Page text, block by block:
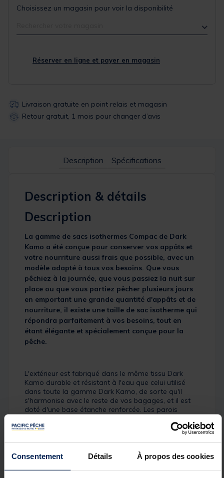
Consentement Détails À propos des cookies
Choisissez un magasin pour voir la disponibilité
Réserver en ligne et payer en magasin
Livraison gratuite en point relais et magasin
Retour gratuit, 1 mois pour changer d’avis
Description Spécifications
Description & détails
Description
La gamme de sacs isothermes Compac de Dark
Kamo a été conçue pour conserver vos appâts et
votre nourriture aussi frais que possible, avec un
modèle adapté à tous vos besoins. Que vous
pêchiez à la journée, que vous passiez la nuit sur
place ou que vous partiez pêcher plusieurs jours
en emportant une grande quantité d'appâts et de
nourriture, il existe une taille de sac isotherme qui
répondra parfaitement à vos besoins, tout en
étant élégante et spécialement conçue pour la
pêche.
L'extérieur est fabriqué dans le même tissu Dark
Kamo durable et résistant à l'eau que celui utilisé
dans toute la gamme Dark Kamo, de sorte qu'il
s'harmonise avec le reste de vos bagages, et il est
doté d'une base étanche renforcée. Les parois
contenu au frais ou congelé le plus longtemps
possible - le fait de pouvoir choisir une taille de sac
isotherme qui laisse le moins d'espace vide possible
à l'intérieur permet de garder le contenu au frais
plus longtemps - et l'ajout des sacs isothermes
Compac y contribue (deux sacs isothermes sont